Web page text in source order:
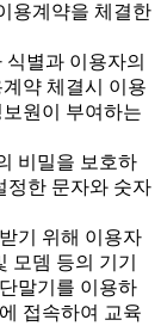
용계약을 체결한
별과 이용자의
약 체결시 이용
원이 부여하는
비밀을 보호하
정한 문자와 숫자
기 위해 이용자
모뎀 등의 기기
말기를 이용하
접속하여 교육